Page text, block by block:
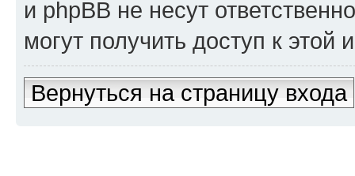
и phpBB не несут
могут получить доступ к
Вернуться на страницу входа